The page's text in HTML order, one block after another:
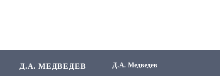
Д.А. МЕДВЕДЕВ
Д.А. Медведев